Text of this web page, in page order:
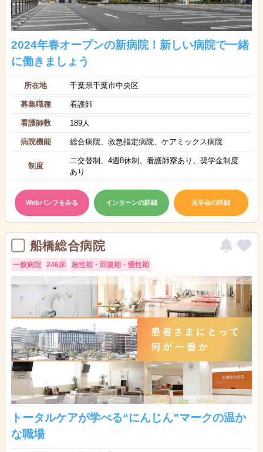
2024年春オープンの新病院！新しい病院で一緒
に働きましょう
所在地 千葉県千葉市中央区
募集職種 看護師
看護師数 189人
病院機能 総合病院、救急指定病院、ケアミックス病院
制度
二交替制、4週8休制、看護師寮あり、奨学金制度
あり
Webパンフをみる インターンの詳細 見学会の詳細
船橋総合病院
一般病院 246床 急性期・回復期・慢性期
トータルケアが学べる“にんじん”マークの温か
な職場